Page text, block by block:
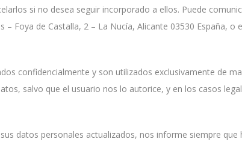
si no desea seguir incorporado a ellos. Puede
Foya de Castalla, 2 – La Nucía, Alicante 03530 España, o
confidencialmente y son utilizados exclusivamente de
salvo que el usuario nos lo autorice, y en los casos
datos personales actualizados, nos informe siempre